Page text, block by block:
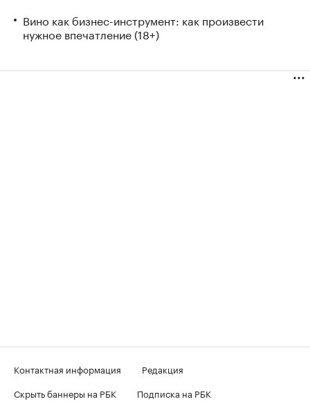
Вино как бизнес-инструмент: как произвести
нужное впечатление (18+)
Контактная информация
Редакция
Скрыть баннеры на РБК
Подписка на РБК